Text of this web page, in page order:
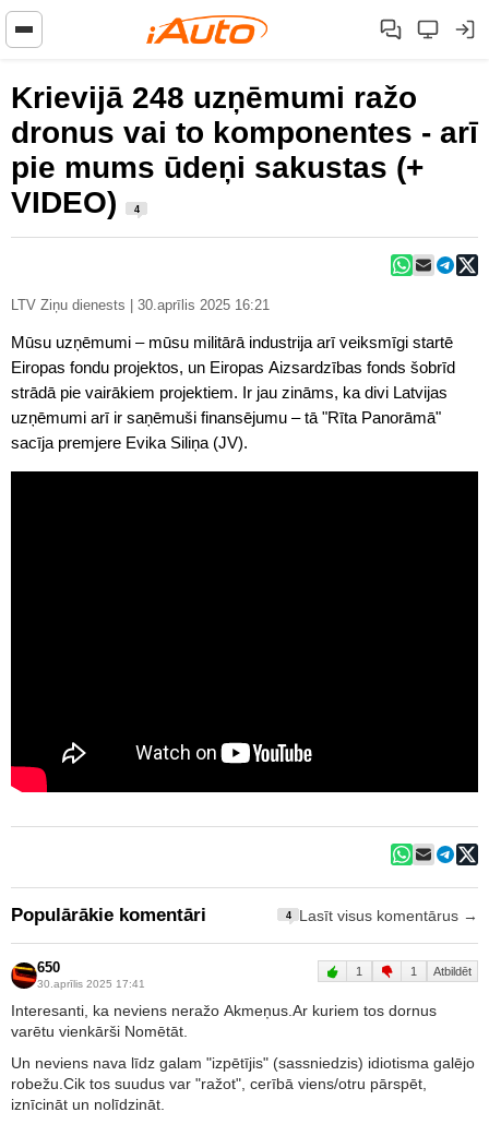
Krievijā 248 uzņēmumi ražo
dronus vai to komponentes - arī
pie mums ūdeņi sakustas (+
VIDEO)
4
LTV Ziņu dienests | 30.aprīlis 2025 16:21
Mūsu uzņēmumi – mūsu militārā industrija arī veiksmīgi startē
Eiropas fondu projektos, un Eiropas Aizsardzības fonds šobrīd
strādā pie vairākiem projektiem. Ir jau zināms, ka divi Latvijas
uzņēmumi arī ir saņēmuši finansējumu – tā "Rīta Panorāmā"
sacīja premjere Evika Siliņa (JV).
Populārākie komentāri 4 Lasīt visus komentārus →
650
30.aprīlis 2025 17:41
1 1 Atbildēt
Interesanti, ka neviens neražo Akmeņus.Ar kuriem tos dornus
varētu vienkārši Nomētāt.
Un neviens nava līdz galam "izpētījis" (sassniedzis) idiotisma galējo
robežu.Cik tos suudus var "ražot", cerībā viens/otru pārspēt,
iznīcināt un nolīdzināt.